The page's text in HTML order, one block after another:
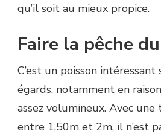
qu’il soit au mieux propice.
Faire la pêche
C’est un poisson intéressant
égards, notamment en
assez volumineux. Avec
entre 1,50m et 2m, il n’est